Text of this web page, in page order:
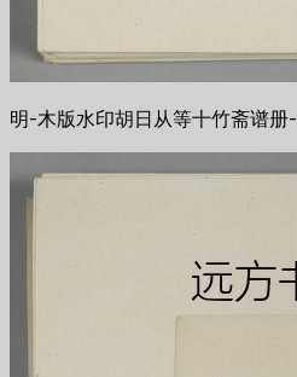
明-木版水印胡日从等十竹斋谱册-